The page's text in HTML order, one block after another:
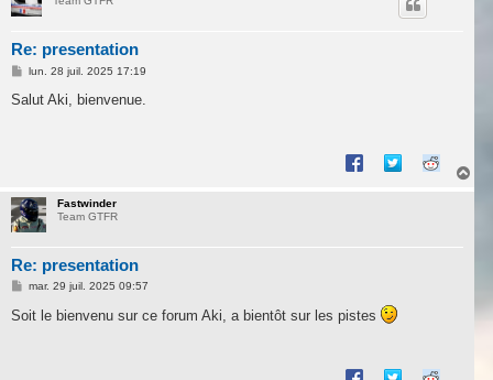
Re: presentation
M
s
lun. 28 juil. 2025 17:19
Salut Aki, bienvenue.
Fastwinder
Team GTFR
Re: presentation
M
s
mar. 29 juil. 2025 09:57
Soit le bienvenu sur ce forum Aki, a bientôt sur les pistes